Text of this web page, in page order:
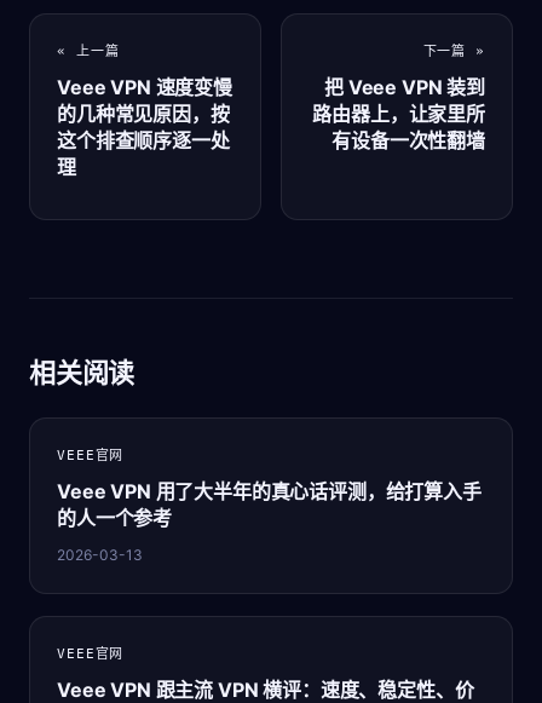
« 上一篇
Veee VPN 速度变慢
的几种常见原因，按
这个排查顺序逐一处
理
下一篇 »
把 Veee VPN 装到
路由器上，让家里所
有设备一次性翻墙
相关阅读
VEEE官网
Veee VPN 用了大半年的真心话评测，给打算入手
的人一个参考
2026-03-13
VEEE官网
Veee VPN 跟主流 VPN 横评：速度、稳定性、价